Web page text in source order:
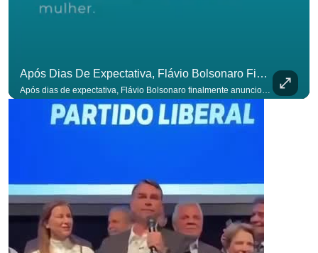
Após Dias De Expectativa, Flávio Bolsonaro Finalmente Anunciou Seu Vice. #OAntagonista
Após dias de expectativa, Flávio Bolsonaro finalmente anunciou seu vice. #OAntagonista Se você busca informação com credibilidade, inscreva-se agora e ative o